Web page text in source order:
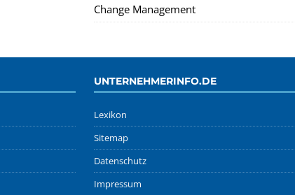
Change Management
UNTERNEHMERINFO.DE
Lexikon
Sitemap
Datenschutz
Impressum